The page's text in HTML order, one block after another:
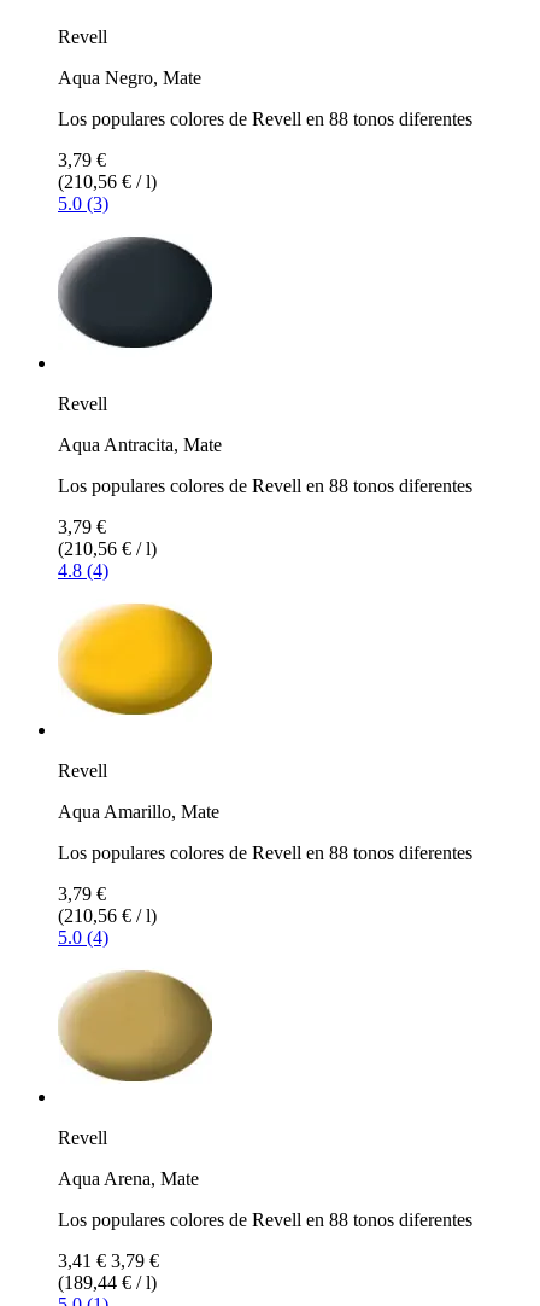
Revell
Aqua Negro, Mate
Los populares colores de Revell en 88 tonos diferentes
3,79 €
(210,56 € / l)
5.0 (3)
Revell
Aqua Antracita, Mate
Los populares colores de Revell en 88 tonos diferentes
3,79 €
(210,56 € / l)
4.8 (4)
Revell
Aqua Amarillo, Mate
Los populares colores de Revell en 88 tonos diferentes
3,79 €
(210,56 € / l)
5.0 (4)
Revell
Aqua Arena, Mate
Los populares colores de Revell en 88 tonos diferentes
3,41 € 3,79 €
(189,44 € / l)